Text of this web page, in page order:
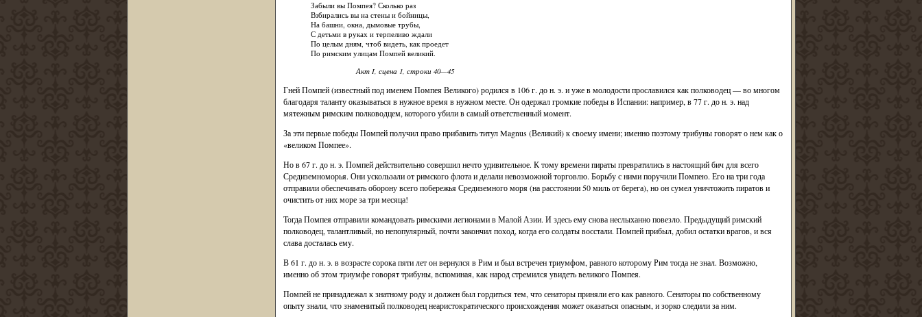
Забыли вы Помпея? Сколько раз
Взбирались вы на стены и бойницы,
На башни, окна, дымовые трубы,
С детьми в руках и терпеливо ждали
По целым дням, чтоб видеть, как проедет
По римским улицам Помпей великий.
Акт I, сцена 1, строки 40—45
Гней Помпей (известный под именем Помпея Великого) родился в 106 г. до н. э. и уже в молодости прославился как полководец — во многом
благодаря таланту оказываться в нужное время в нужном месте. Он одержал громкие победы в Испании: например, в 77 г. до н. э. над
мятежным римским полководцем, которого убили в самый ответственный момент.
За эти первые победы Помпей получил право прибавить титул Magnus (Великий) к своему имени; именно поэтому трибуны говорят о нем как о
«великом Помпее».
Но в 67 г. до н. э. Помпей действительно совершил нечто удивительное. К тому времени пираты превратились в настоящий бич для всего
Средиземноморья. Они ускользали от римского флота и делали невозможной торговлю. Борьбу с ними поручили Помпею. Его на три года
отправили обеспечивать оборону всего побережья Средиземного моря (на расстоянии 50 миль от берега), но он сумел уничтожить пиратов и
очистить от них море за три месяца!
Тогда Помпея отправили командовать римскими легионами в Малой Азии. И здесь ему снова неслыханно повезло. Предыдущий римский
полководец, талантливый, но непопулярный, почти закончил поход, когда его солдаты восстали. Помпей прибыл, добил остатки врагов, и вся
слава досталась ему.
В 61 г. до н. э. в возрасте сорока пяти лет он вернулся в Рим и был встречен триумфом, равного которому Рим тогда не знал. Возможно,
именно об этом триумфе говорят трибуны, вспоминая, как народ стремился увидеть великого Помпея.
Помпей не принадлежал к знатному роду и должен был гордиться тем, что сенаторы приняли его как равного. Сенаторы по собственному
опыту знали, что знаменитый полководец неаристократического происхождения может оказаться опасным, и зорко следили за ним.